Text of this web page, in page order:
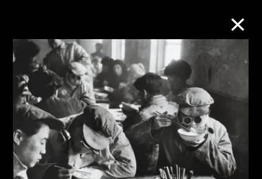
M+藏品
進一步篩選 搜索